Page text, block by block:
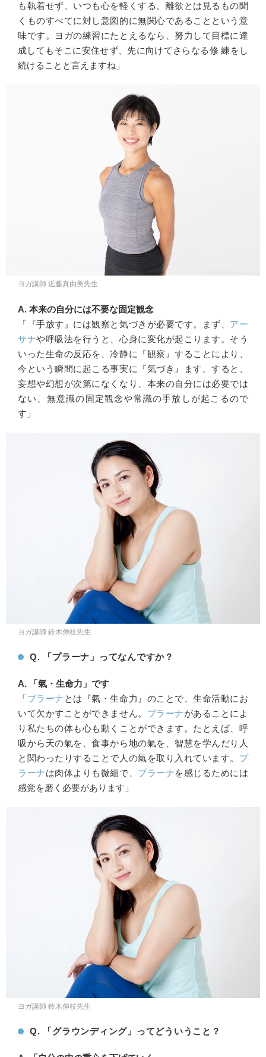
も執着せず、いつも心を軽くする。離欲とは見るもの聞
くものすべてに対し意図的に無関心であることという意
味です。ヨガの練習にたとえるなら、努力して目標に達
成してもそこに安住せず、先に向けてさらなる修 練をし
続けることと言えますね」
ヨガ講師 近藤真由美先生
A. 本来の自分には不要な固定観念
「『手放す』には観察と気づきが必要です。まず、 アー
サナや呼吸法を行うと、心身に変化が起こります。そう
いった生命の反応を、冷静に『観察』することにより、
今という瞬間に起こる事実に『気づき』ます。すると、
妄想や幻想が次第になくなり、本来の自分には必要では
ない、無意識の固定観念や常識の手放しが起こるので
す」
ヨガ講師 鈴木伸枝先生
Q. 「プラーナ」ってなんですか？
A. 「氣・生命力」です
「プラーナ とは『氣・生命力』のことで、生命活動にお
いて欠かすことができません。 プラーナがあることによ
り私たちの体も心も動くことができます。たとえば、呼
吸から天の氣を、食事から地の氣を、智慧を学んだり人
と関わったりすることで人の氣を取り入れています。 プ
ラーナは肉体よりも微細で、 プラーナを感じるためには
感覚を磨く必要があります」
ヨガ講師 鈴木伸枝先生
Q. 「グラウンディング」ってどういうこと？